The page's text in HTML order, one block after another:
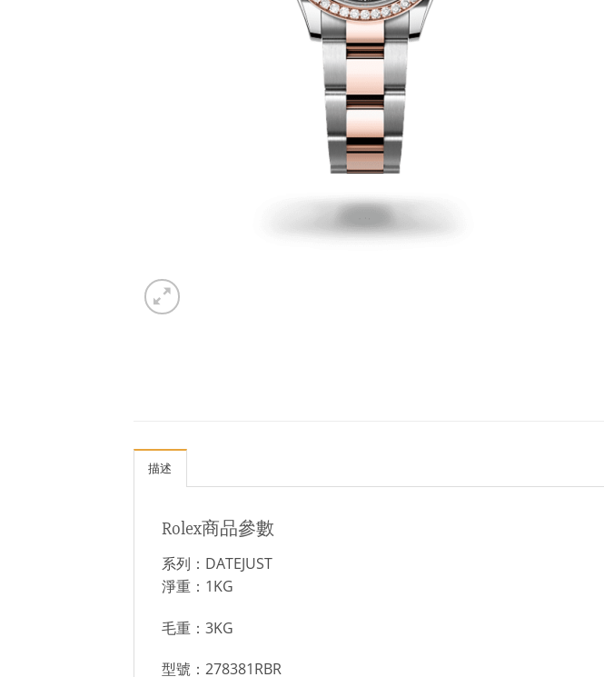
描述
Rolex商品參數
系列：DATEJUST
淨重：1KG
毛重：3KG
型號：278381RBR